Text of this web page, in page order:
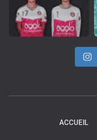
ACCUEIL